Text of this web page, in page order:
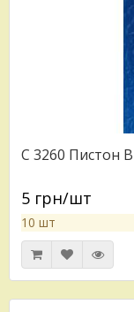
C 3260 Пистон
5 грн/шт
10 шт